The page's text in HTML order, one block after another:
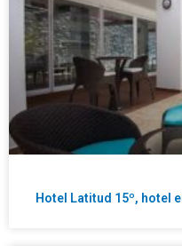
Hotel Latitud 15º, hotel